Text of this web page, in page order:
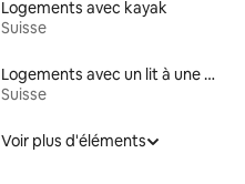
Logements avec kayak
Suisse
Logements avec un lit à une hauteur accessible
Suisse
Voir plus d'éléments